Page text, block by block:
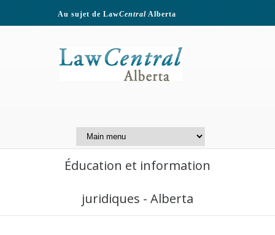
Au sujet de LawCentralAlberta
Éducation et information
juridiques - Alberta